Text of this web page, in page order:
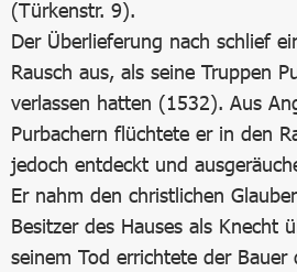
(Türkenstr. 9).
Der Überlieferung nach schlief
Rausch aus, als seine Truppen
verlassen hatten (1532). Aus
Purbachern flüchtete er in den
jedoch entdeckt und
Er nahm den christlichen
Besitzer des Hauses als Knecht
seinem Tod errichtete der Bauer